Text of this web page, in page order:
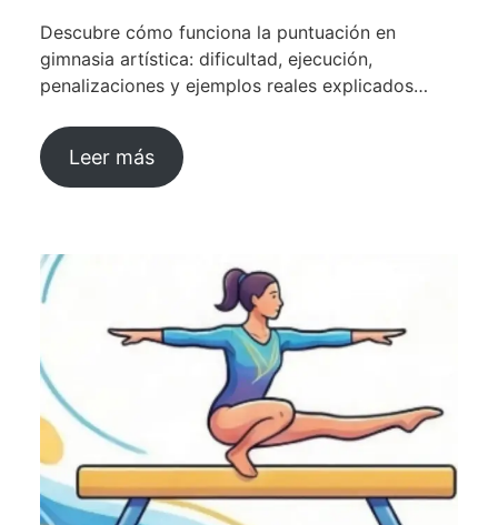
Descubre cómo funciona la puntuación en
gimnasia artística: dificultad, ejecución,
penalizaciones y ejemplos reales explicados…
Leer más